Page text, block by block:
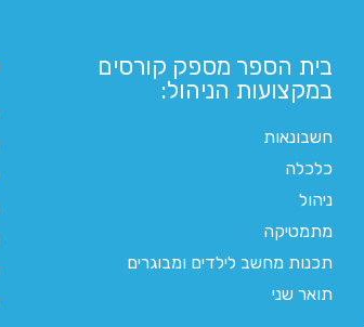
בית הספר מספק קורסים
במקצועות הניהול:
חשבונאות
כלכלה
ניהול
מתמטיקה
תכנות מחשב לילדים ומבוגרים
תואר שני